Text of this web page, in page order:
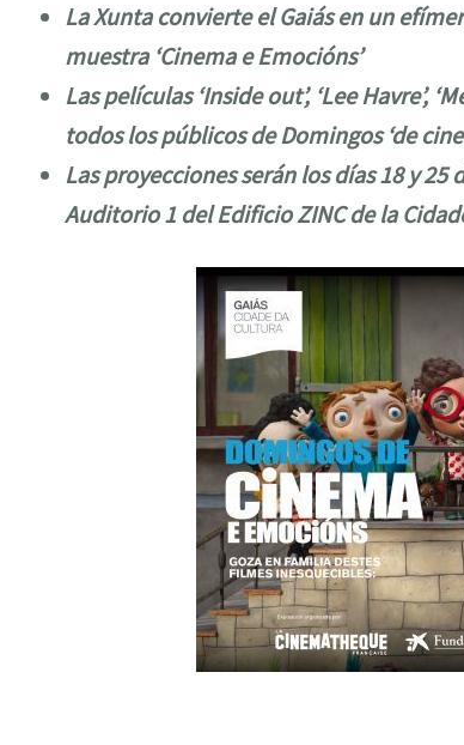
La Xunta convierte el Gaiás en un
muestra ‘Cinema e Emocións’
Las películas ‘Inside out’, ‘Lee Havre’,
todos los públicos de Domingos ‘de
Las proyecciones serán los días 18 y
Auditorio 1 del Edificio ZINC de la